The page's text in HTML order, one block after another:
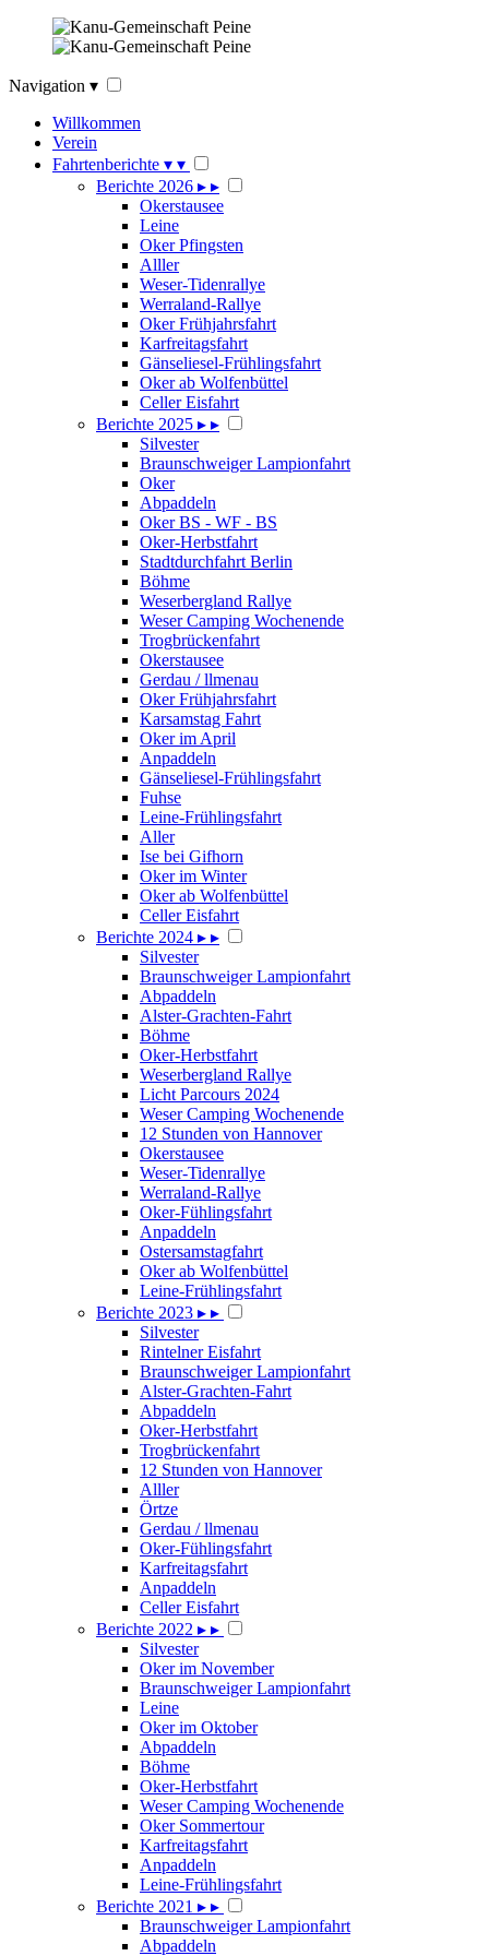
Navigation ▾
Willkommen
Verein
Fahrtenberichte ▾ ▾
Berichte 2026 ▸ ▸
Okerstausee
Leine
Oker Pfingsten
Alller
Weser-Tidenrallye
Werraland-Rallye
Oker Frühjahrsfahrt
Karfreitagsfahrt
Gänseliesel-Frühlingsfahrt
Oker ab Wolfenbüttel
Celler Eisfahrt
Berichte 2025 ▸ ▸
Silvester
Braunschweiger Lampionfahrt
Oker
Abpaddeln
Oker BS - WF - BS
Oker-Herbstfahrt
Stadtdurchfahrt Berlin
Böhme
Weserbergland Rallye
Weser Camping Wochenende
Trogbrückenfahrt
Okerstausee
Gerdau / llmenau
Oker Frühjahrsfahrt
Karsamstag Fahrt
Oker im April
Anpaddeln
Gänseliesel-Frühlingsfahrt
Fuhse
Leine-Frühlingsfahrt
Aller
Ise bei Gifhorn
Oker im Winter
Oker ab Wolfenbüttel
Celler Eisfahrt
Berichte 2024 ▸ ▸
Silvester
Braunschweiger Lampionfahrt
Abpaddeln
Alster-Grachten-Fahrt
Böhme
Oker-Herbstfahrt
Weserbergland Rallye
Licht Parcours 2024
Weser Camping Wochenende
12 Stunden von Hannover
Okerstausee
Weser-Tidenrallye
Werraland-Rallye
Oker-Fühlingsfahrt
Anpaddeln
Ostersamstagfahrt
Oker ab Wolfenbüttel
Leine-Frühlingsfahrt
Berichte 2023 ▸ ▸
Silvester
Rintelner Eisfahrt
Braunschweiger Lampionfahrt
Alster-Grachten-Fahrt
Abpaddeln
Oker-Herbstfahrt
Trogbrückenfahrt
12 Stunden von Hannover
Alller
Örtze
Gerdau / llmenau
Oker-Fühlingsfahrt
Karfreitagsfahrt
Anpaddeln
Celler Eisfahrt
Berichte 2022 ▸ ▸
Silvester
Oker im November
Braunschweiger Lampionfahrt
Leine
Oker im Oktober
Abpaddeln
Böhme
Oker-Herbstfahrt
Weser Camping Wochenende
Oker Sommertour
Karfreitagsfahrt
Anpaddeln
Leine-Frühlingsfahrt
Berichte 2021 ▸ ▸
Braunschweiger Lampionfahrt
Abpaddeln